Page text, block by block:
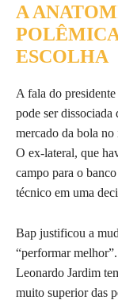
A
ESCOLHA
A fala do
pode ser
mercado da bola
O ex-lateral, que
campo para o
técnico em uma
Bap justificou a
“performar
Leonardo Jardim
muito superior das